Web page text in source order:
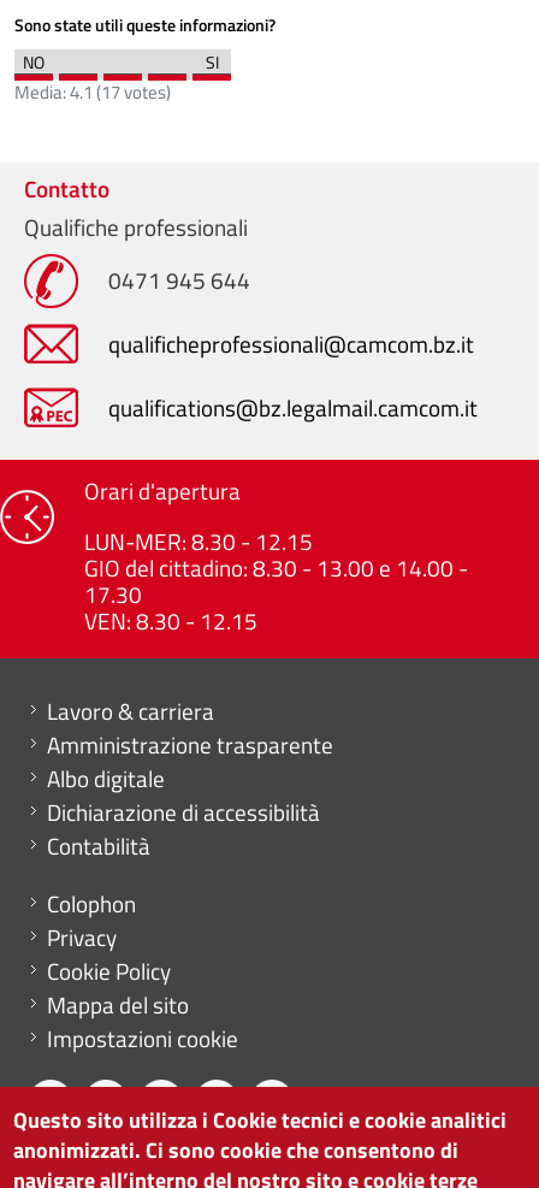
Sono state utili queste informazioni?
Media:4.1 (17votes)
Contatto
Qualifiche professionali
0471 945 644
qualificheprofessionali@camcom.bz.it
qualifications@bz.legalmail.camcom.it
Orari d'apertura
LUN-MER: 8.30 - 12.15
GIO del cittadino: 8.30 - 13.00 e 14.00 -
17.30
VEN: 8.30 - 12.15
Mini menu di servizio
Lavoro & carriera
Amministrazione trasparente
Albo digitale
Dichiarazione di accessibilità
Contabilità
Menu footer
Colophon
Privacy
Cookie Policy
Mappa del sito
Impostazioni cookie
CAMERA DI COMMERCIO DI BOLZANO
Questo sito utilizza i Cookie tecnici e cookie analitici
anonimizzati. Ci sono cookie che consentono di
navigare all’interno del nostro sito e cookie terze